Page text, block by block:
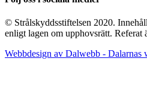
© Strålskyddsstiftelsen 2020.
enligt lagen om upphovsrätt.
Webbdesign av Dalwebb - Dalarnas